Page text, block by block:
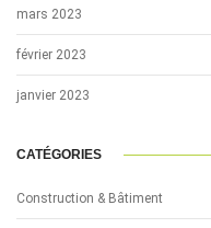
mars 2023
février 2023
janvier 2023
CATÉGORIES
Construction & Bâtiment